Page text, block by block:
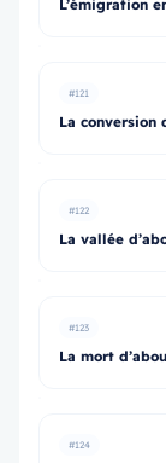
L’émigration
#121
La conversion
#122
La vallée
#123
La mort
#124